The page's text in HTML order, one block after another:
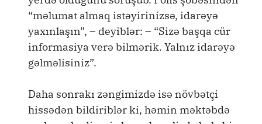
“məlumat almaq istəyirinizsə, idarəyə
yaxınlaşın”, – deyiblər: – “Sizə başqa cür
informasiya verə bilmərik. Yalnız idarəyə
gəlməlisiniz”.
Daha sonrakı zəngimizdə isə növbətçi
hissədən bildiriblər ki, həmin məktəbdə